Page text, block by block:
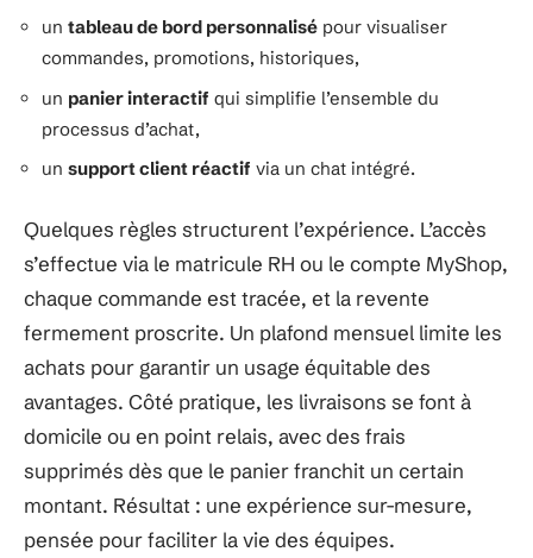
un tableau de bord personnalisé pour visualiser
commandes, promotions, historiques,
un panier interactif qui simplifie l’ensemble du
processus d’achat,
un support client réactif via un chat intégré.
Quelques règles structurent l’expérience. L’accès
s’effectue via le matricule RH ou le compte MyShop,
chaque commande est tracée, et la revente
fermement proscrite. Un plafond mensuel limite les
achats pour garantir un usage équitable des
avantages. Côté pratique, les livraisons se font à
domicile ou en point relais, avec des frais
supprimés dès que le panier franchit un certain
montant. Résultat : une expérience sur-mesure,
pensée pour faciliter la vie des équipes.